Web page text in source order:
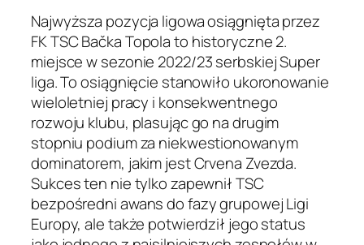
Najwyższa pozycja ligowa osiągnięta przez
FK TSC Bačka Topola to historyczne 2.
miejsce w sezonie 2022/23 serbskiej Super
liga. To osiągnięcie stanowiło ukoronowanie
wieloletniej pracy i konsekwentnego
rozwoju klubu, plasując go na drugim
stopniu podium za niekwestionowanym
dominatorem, jakim jest Crvena Zvezda.
Sukces ten nie tylko zapewnił TSC
bezpośredni awans do fazy grupowej Ligi
Europy, ale także potwierdził jego status